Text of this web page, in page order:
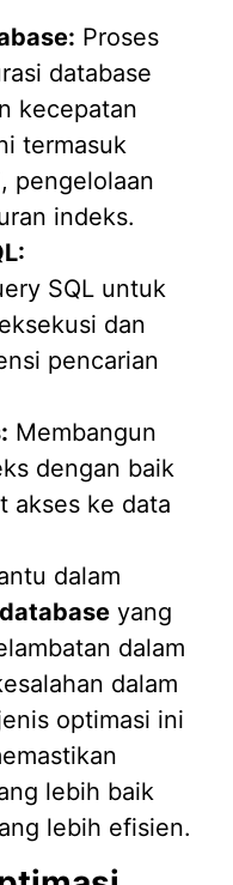
Proses
database
kecepatan
termasuk
pengelolaan
indeks.
SQL untuk
dan
pencarian
Membangun
dengan baik
akses ke data
dalam
yang
dalam
dalam
optimasi ini
lebih baik
lebih efisien.